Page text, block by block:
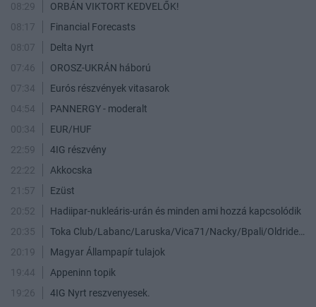
08:29
ORBÁN VIKTORT KEDVELŐK!
08:17
Financial Forecasts
08:07
Delta Nyrt
07:46
OROSZ-UKRÁN háború
07:34
Eurós részvények vitasarok
04:54
PANNERGY - moderalt
00:34
EUR/HUF
22:59
4IG részvény
22:22
Akkocska
21:57
Ezüst
20:52
Hadiipar-nukleáris-urán és minden ami hozzá kapcsolódik
20:35
Toka Club/Labanc/Laruska/Vica71/Nacky/Bpali/Oldrider/Josefernando/Mcbull/Kawaszabi
20:19
Magyar Állampapír tulajok
19:44
Appeninn topik
19:26
4IG Nyrt reszvenyesek.